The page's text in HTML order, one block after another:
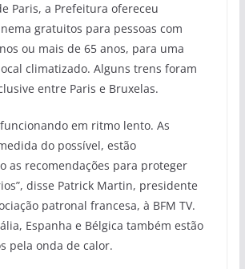
Paris, a Prefeitura ofereceu
gratuitos para pessoas com
ou mais de 65 anos, para uma
climatizado. Alguns trens foram
entre Paris e Bruxelas.
funcionando em ritmo lento. As
do possível, estão
as recomendações para proteger
disse Patrick Martin, presidente
patronal francesa, à BFM TV.
Espanha e Bélgica também estão
pela onda de calor.